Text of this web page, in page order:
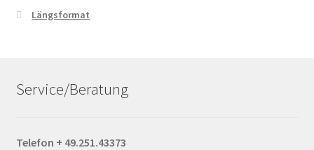
Längsformat
Service/Beratung
Telefon + 49.251.43373